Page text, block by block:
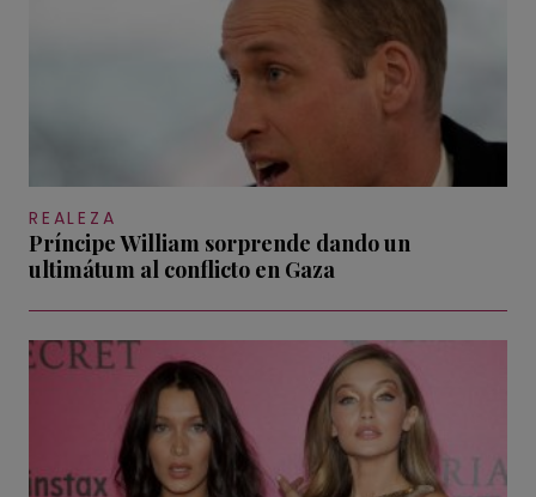
REALEZA
Príncipe William sorprende dando un
ultimátum al conflicto en Gaza